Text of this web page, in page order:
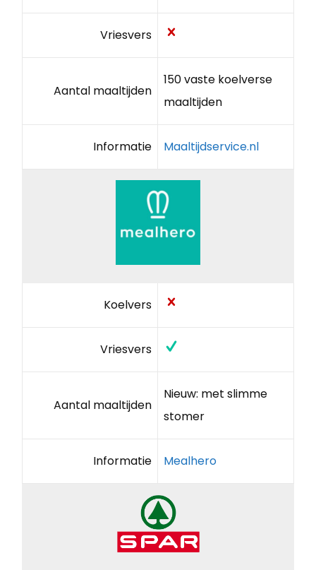
Vriesvers
Aantal maaltijden
150 vaste koelverse
maaltijden
Informatie Maaltijdservice.nl
Koelvers
Vriesvers
Aantal maaltijden
Nieuw: met slimme
stomer
Informatie Mealhero